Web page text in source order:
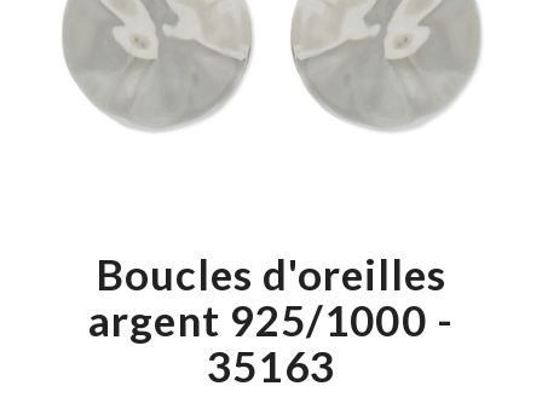
Boucles d'oreilles
argent 925/1000 -
35163